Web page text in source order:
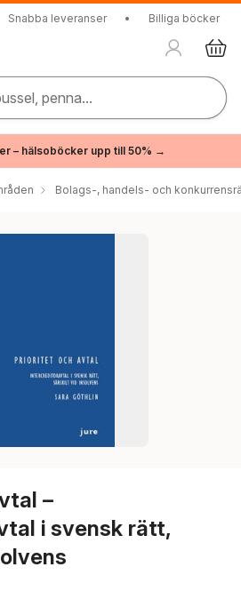
Snabba leveranser • Billiga böcker
penna...
– hälsoböcker upp till 50% →
Bolags-, handels- och
–
i svensk rätt,